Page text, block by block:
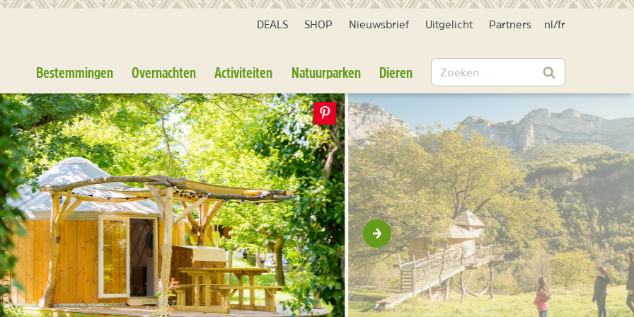
DEALS SHOP Nieuwsbrief Uitgelicht Partners nl /fr
Bestemmingen Overnachten Activiteiten Natuurparken Dieren Zoeken
Zoeken
Volgende